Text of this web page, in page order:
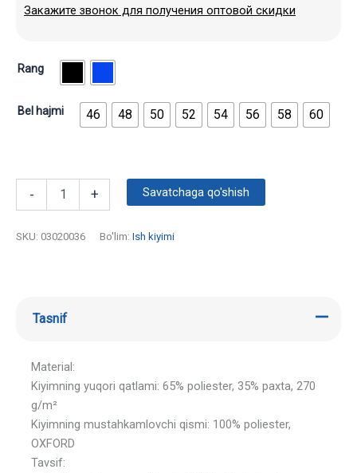
Закажите звонок для получения оптовой скидки
Rang
Bel hajmi 46 48 50 52 54 56 58 60
- + Savatchaga qo'shish
SKU: 03020036 Bo'lim: Ish kiyimi
Tasnif
Material:
Kiyimning yuqori qatlami: 65% poliester, 35% paxta, 270
g/m²
Kiyimning mustahkamlovchi qismi: 100% poliester,
OXFORD
Tavsif: